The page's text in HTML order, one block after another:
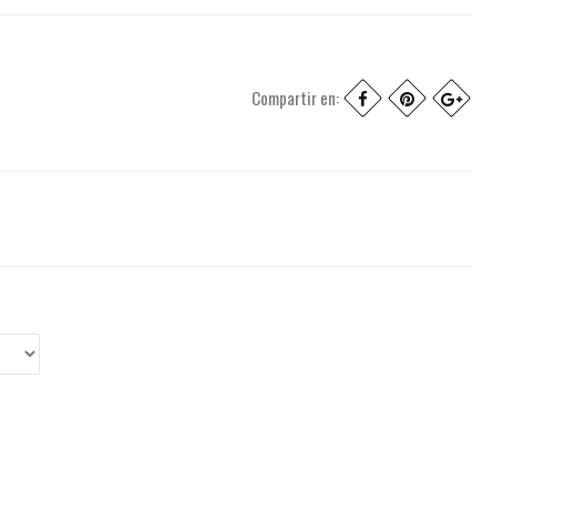
Compartir en: